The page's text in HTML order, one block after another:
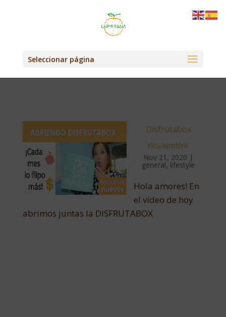
Seleccionar página
Disfrutabox
noviembre
Nov 21, 2020 |
general, lifestyle
Hola amores! En
el vídeo de hoy
abrimos juntas la DISFRUTABOX